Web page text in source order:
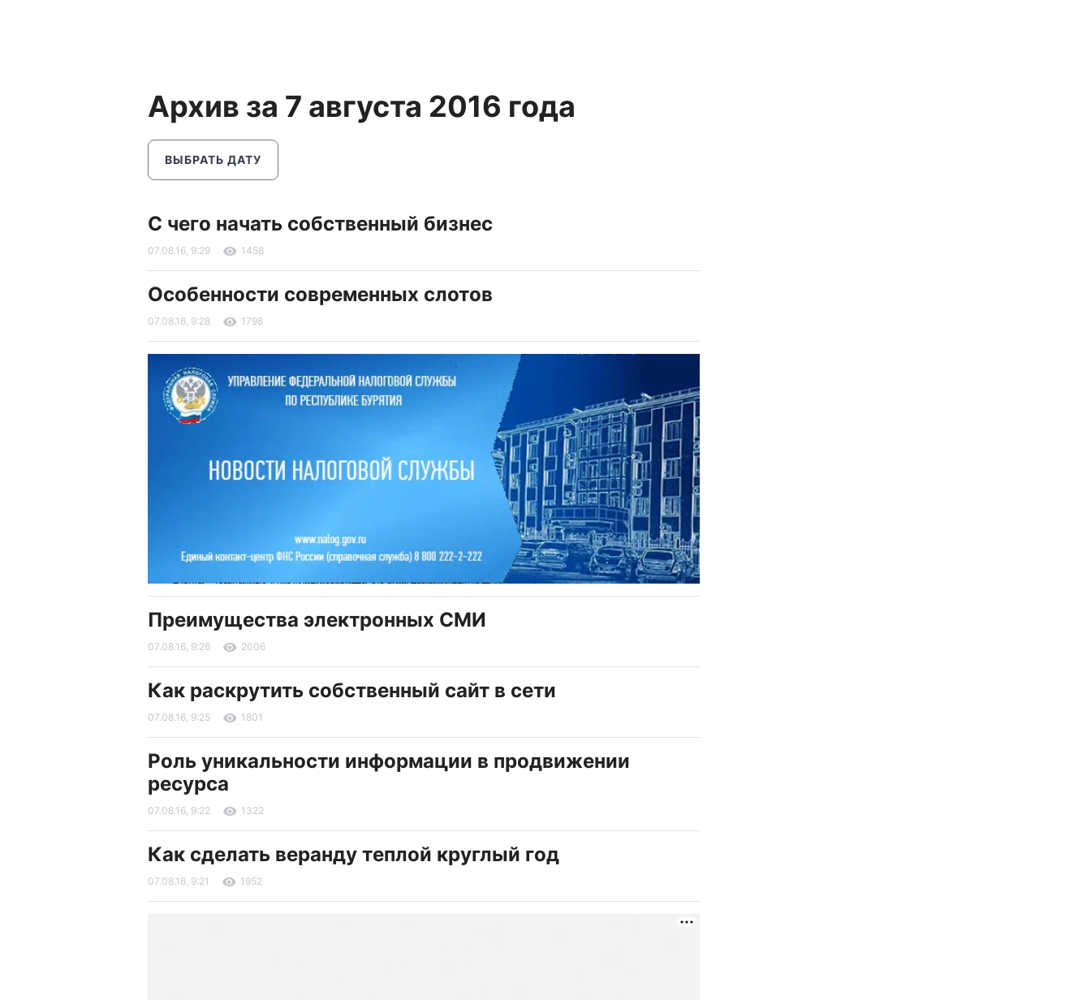
Архив за 7 августа 2016 года
ВЫБРАТЬ ДАТУ
С чего начать собственный бизнес
07.08.16, 9:29 1458
Особенности современных слотов
07.08.16, 9:28 1798
Преимущества электронных СМИ
07.08.16, 9:26 2006
Как раскрутить собственный сайт в сети
07.08.16, 9:25 1801
Роль уникальности информации в продвижении
ресурса
07.08.16, 9:22 1322
Как сделать веранду теплой круглый год
07.08.16, 9:21 1952